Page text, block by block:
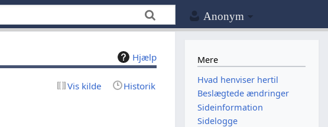
Anonym
Hjælp
Vis kilde Historik
Mere
Hvad henviser hertil
Beslægtede ændringer
Sideinformation
Sidelogge